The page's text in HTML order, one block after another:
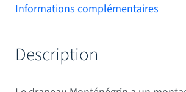
Informations complémentaires
Description